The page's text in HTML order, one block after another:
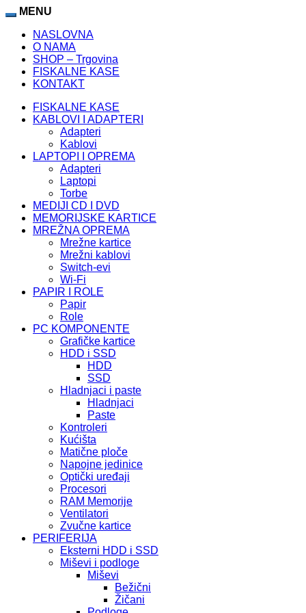
MENU
NASLOVNA
O NAMA
SHOP – Trgovina
FISKALNE KASE
KONTAKT
FISKALNE KASE
KABLOVI I ADAPTERI
Adapteri
Kablovi
LAPTOPI I OPREMA
Adapteri
Laptopi
Torbe
MEDIJI CD I DVD
MEMORIJSKE KARTICE
MREŽNA OPREMA
Mrežne kartice
Mrežni kablovi
Switch-evi
Wi-Fi
PAPIR I ROLE
Papir
Role
PC KOMPONENTE
Grafičke kartice
HDD i SSD
HDD
SSD
Hladnjaci i paste
Hladnjaci
Paste
Kontroleri
Kućišta
Matične ploče
Napojne jedinice
Optički uređaji
Procesori
RAM Memorije
Ventilatori
Zvučne kartice
PERIFERIJA
Eksterni HDD i SSD
Miševi i podloge
Miševi
Bežični
Žičani